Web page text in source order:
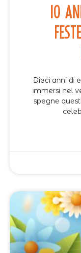
10
Dieci anni di
immersi nel
spegne